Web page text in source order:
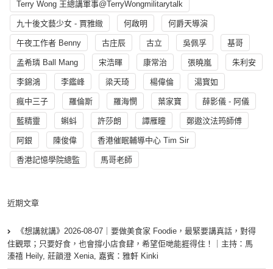
Terry Wong 王總講軍事@TerryWongmilitarytalk
九十後文藝少女 - 賈雅緻 何啟明 何爵天導演
午夜工作者 Benny 古庄辰 古立 吳佩孚 基哥
孟希璘 Ball Mang 宋浩暉 康常治 張曉嵐 朱利安
李錦鴻 李鑑峰 梁天琦 楊偉倫 湯寳如
瘋中三子 羅倫斯 羅海憫 葉家寶 薛影儀 - 阿儀
藍精靈 蝌蚪 許莎朗 譚雁瞳 鄭遨汶法筠師傅
阿銀 陳俊偉 香港催眠輔導中心 Tim Sir
香港記憶學院總監 馬哥老師
近期文章
《想講就講》2026-08-07｜要做美食家 Foodie，最緊要講真話，對得
住觀眾；只要好食，也會撐小店食肆，希望佢哋能捱得住！｜主持：馬
溱禧 Heily, 莊韻澄 Xenia, 嘉賓：雅軒 Kinki